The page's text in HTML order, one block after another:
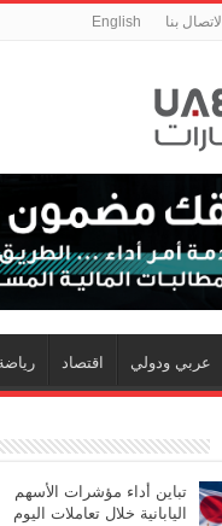
الاتصال بنا English
عربي ودولي اقتصاد
تباين أداء مؤشرات الأسهم
اليابانية خلال تعاملات اليوم